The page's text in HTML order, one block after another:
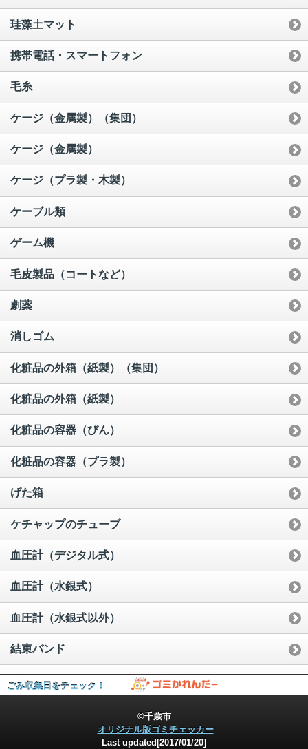
珪藻土マット
携帯電話・スマートフォン
毛糸
ケージ（金属製）（集団）
ケージ（金属製）
ケージ（プラ製・木製）
ケーブル類
ゲーム機
毛皮製品（コートなど）
劇薬
消しゴム
化粧品の外箱（紙製）（集団）
化粧品の外箱（紙製）
化粧品の容器（びん）
化粧品の容器（プラ製）
げた箱
ケチャップのチューブ
血圧計（デジタル式）
血圧計（水銀式）
血圧計（水銀式以外）
結束バンド
毛抜き（金属製）（集団）
ごみ収集日をチェック！
©千歳市
オリジナル版ゴミチェッカー
Last updated[2017/01/20]